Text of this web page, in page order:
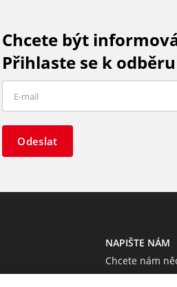
Chcete být
Přihlaste se k
Odeslat
NAPIŠTE NÁM
Chcete nám